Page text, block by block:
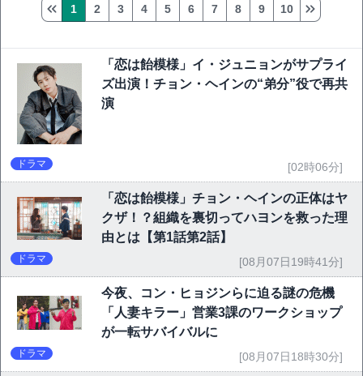
1 2 3 4 5 6 7 8 9 10
「恋は飴模様」イ・ジュニョンがサプライ
ズ出演！チョン・ヘインの“弟分”役で再共
演
ドラマ [02時06分]
「恋は飴模様」チョン・ヘインの正体はヤ
クザ！？組織を裏切ってハヨンを救った理
由とは【第1話第2話】
ドラマ [08月07日19時41分]
今夜、コン・ヒョジンらに迫る謎の危機
「人妻キラー」営業3課のワークショップ
が一転サバイバルに
ドラマ [08月07日18時30分]